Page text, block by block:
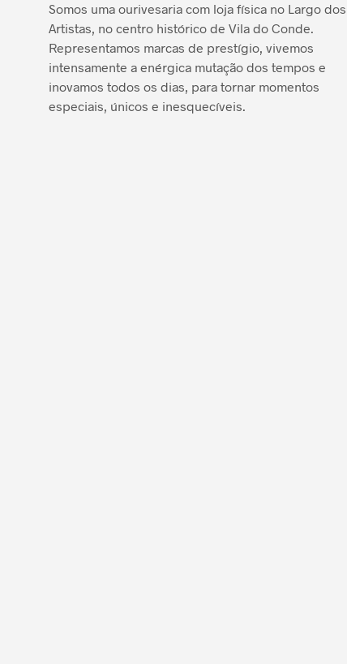
Somos uma ourivesaria com loja física no Largo dos
Artistas, no centro histórico de Vila do Conde.
Representamos marcas de prestígio, vivemos
intensamente a enérgica mutação dos tempos e
inovamos todos os dias, para tornar momentos
especiais, únicos e inesquecíveis.